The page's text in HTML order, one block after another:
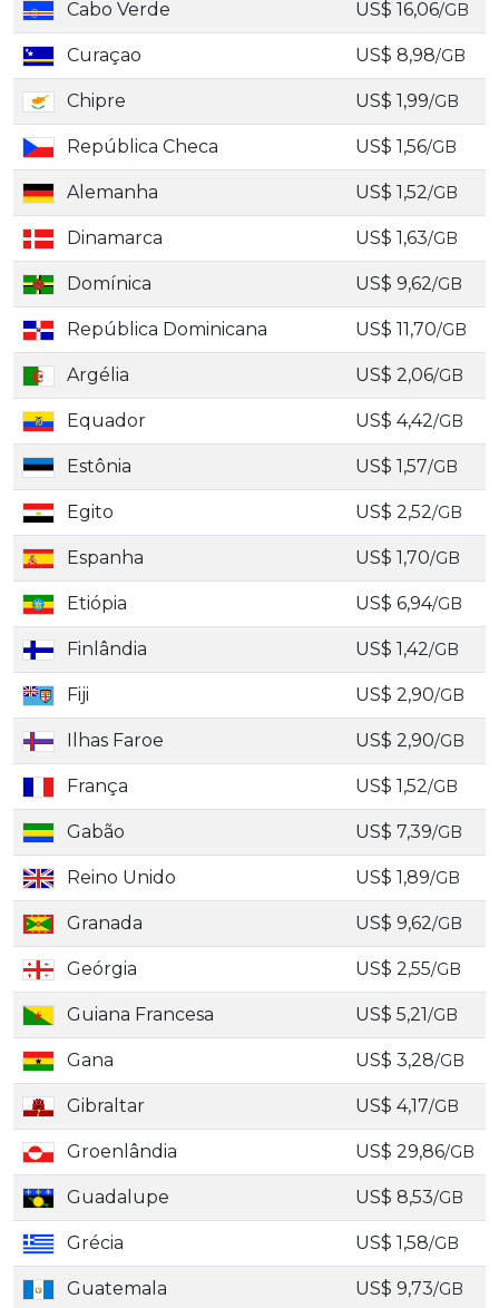
Cabo Verde US$ 16,06/GB
Curaçao US$ 8,98/GB
Chipre US$ 1,99/GB
República Checa US$ 1,56/GB
Alemanha US$ 1,52/GB
Dinamarca US$ 1,63/GB
Domínica US$ 9,62/GB
República Dominicana US$ 11,70/GB
Argélia US$ 2,06/GB
Equador US$ 4,42/GB
Estônia US$ 1,57/GB
Egito US$ 2,52/GB
Espanha US$ 1,70/GB
Etiópia US$ 6,94/GB
Finlândia US$ 1,42/GB
Fiji US$ 2,90/GB
Ilhas Faroe US$ 2,90/GB
França US$ 1,52/GB
Gabão US$ 7,39/GB
Reino Unido US$ 1,89/GB
Granada US$ 9,62/GB
Geórgia US$ 2,55/GB
Guiana Francesa US$ 5,21/GB
Gana US$ 3,28/GB
Gibraltar US$ 4,17/GB
Groenlândia US$ 29,86/GB
Guadalupe US$ 8,53/GB
Grécia US$ 1,58/GB
Guatemala US$ 9,73/GB